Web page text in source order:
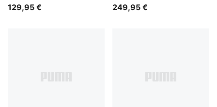
129,95 € 249,95 €